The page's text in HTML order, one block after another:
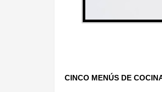
CINCO MENÚS DE